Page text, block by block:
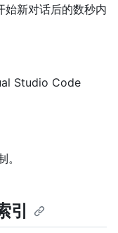
始新对话后的数秒内
Studio Code